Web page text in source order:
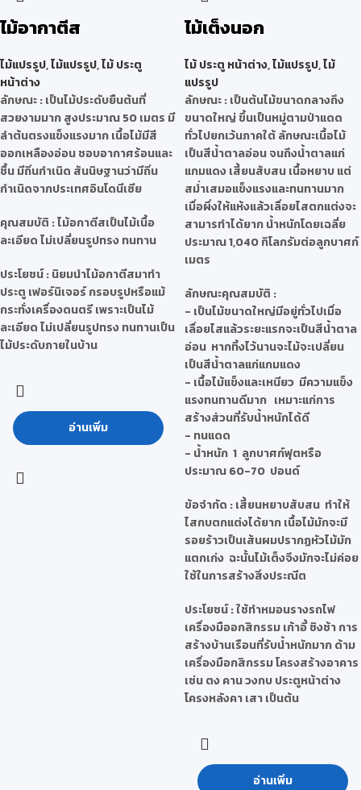
ไม้อากาตีส
ไม้แปรรูป,ไม้แปรรูป,ไม้ ประตู
หน้าต่าง
ลักษณะ: เป็นไม้ประดับยืนต้นที่
สวยงามมาก สูงประมาณ 50 เมตร มี
ลำต้นตรงแข็งแรงมาก เนื้อไม้มีสี
ออกเหลืองอ่อน ชอบอากาศร้อนและ
ชื้น มีถิ่นกำเนิด สันนิษฐานว่ามีถิ่น
กำเนิดจากประเทศอินโดนีเซีย
คุณสมบัติ : ไม้อกาตีสเป็นไม้เนื้อ
ละเอียด ไม่เปลี่ยนรูปทรง ทนทาน
ประโยชน์: นิยมนำไม้อกาตีสมาทำ
ประตู เฟอร์นิเจอร์ กรอบรูปหรือแม้
กระทั่งเครื่องดนตรี เพราะเป็นไม้
ละเอียด ไม่เปลี่ยนรูปทรง ทนทานเป็น
ไม้ประดับภายในบ้าน
อ่านเพิ่ม
ไม้เต็งนอก
ไม้ ประตู หน้าต่าง,ไม้แปรรูป,ไม้
แปรรูป
ลักษณะ: เป็นต้นไม้ขนาดกลางถึง
ขนาดใหญ่ ขึ้นเป็นหมู่ตามป่าแดด
ทั่วไปยกเว้นภาคใต้ ลักษณะเนื้อไม้
เป็นสีน้ำตาลอ่อน จนถึงน้ำตาลแก่
แกมแดง เสี้ยนสับสน เนื้อหยาบ แต่
สม่ำเสมอแข็งแรงและทนทานมาก
เมื่อผึ่งให้แห้งแล้วเลื่อยไสตกแต่งจะ
สามารทำได้ยาก น้ำหนักโดยเฉลี่ย
ประมาณ 1,040 กิโลกรัมต่อลูกบาศก์
เมตร
ลักษณะคุณสมบัติ :
- เป็นไม้ขนาดใหญ่มีอยู่ทั่วไปเมื่อ
เลื่อยไสแล้วระยะแรกจะเป็นสีน้ำตาล
อ่อน หากทิ้งไว้นานจะไม้จะเปลี่ยน
เป็นสีน้ำตาลแก่แกมแดง
- เนื้อไม้แข็งและเหนียว มีความแข็ง
แรงทนทานดีมาก เหมาะแก่การ
สร้างส่วนที่รับน้ำหนักได้ดี
- ทนแดด
- น้ำหนัก 1 ลูกบาศก์ฟุตหรือ
ประมาณ 60-70 ปอนด์
ข้อจำกัด : เสี้ยนหยาบสับสน ทำให้
ไสกบตกแต่งได้ยาก เนื้อไม้มักจะมี
รอยร้าวเป็นเส้นผมปรากฏหัวไม้มัก
แตกเก่ง ฉะนั้นไม้เต็งจึงมักจะไม่ค่อย
ใช้ในการสร้างสิ่งประณีต
ประโยชน์: ใช้ทำหมอนรางรถไฟ
เครื่องมืออกสิกรรม เก้าอี้ ชิงช้า การ
สร้างบ้านเรือนที่รับน้ำหนักมาก ด้าม
เครื่องมือกสิกรรม โครงสร้างอาคาร
เช่น ตง คาน วงกบ ประตูหน้าต่าง
โครงหลังคา เสา เป็นต้น
อ่านเพิ่ม